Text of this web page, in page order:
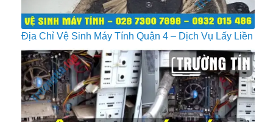
Địa Chỉ Vệ Sinh Máy Tính Quận 4 – Dịch Vụ Lấy Liền